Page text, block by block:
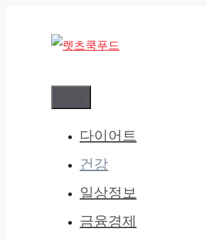
다이어트
건강
일상정보
금융경제